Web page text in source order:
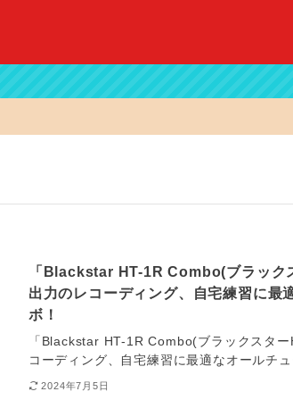
「Blackstar HT-1R Combo(ブラック
出力のレコーディング、自宅練習に最
ボ！
「Blackstar HT-1R Combo(ブラックスタ
コーディング、自宅練習に最適なオールチュ
2024年7月5日